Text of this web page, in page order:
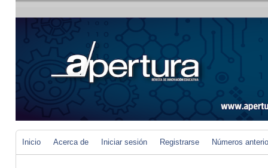
Inicio Acerca de Iniciar sesión Registrarse Números